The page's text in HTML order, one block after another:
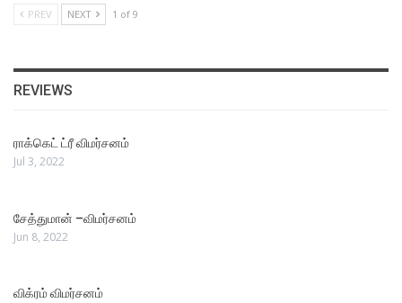
PREV NEXT 1 of 9
REVIEWS
ராக்கெட் ட்ரீ விமர்சனம்
Jul 3, 2022
சேத்துமான் –விமர்சனம்
Jun 8, 2022
விக்ரம் விமர்சனம்